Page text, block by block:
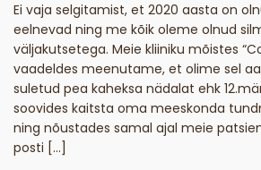
Ei vaja selgitamist, et 2020 aasta on
eelnevad ning me kõik oleme olnud
väljakutsetega. Meie kliiniku mõistes
vaadeldes meenutame, et olime sel
suletud pea kaheksa nädalat ehk
soovides kaitsta oma meeskonda
ning nõustades samal ajal meie
posti […]